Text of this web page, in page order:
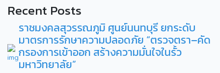
Recent Posts
ราชมงคลสุวรรณภูมิ ศูนย์นนทบุรี ยกระดับ
มาตรการรักษาความปลอดภัย “ตรวจตรา–คัด
กรองการเข้าออก สร้างความมั่นใจในรั้ว
มหาวิทยาลัย”